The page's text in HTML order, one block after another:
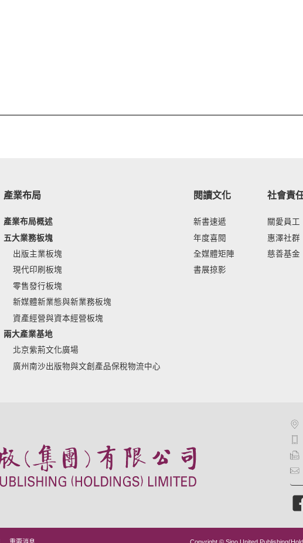
產業布局
產業布局概述
五大業務板塊
出版主業板塊
現代印刷板塊
零售發行板塊
新媒體新業態與新業務板塊
資產經營與資本經營板塊
兩大產業基地
北京紫荊文化廣場
廣州南沙出版物與文創產品保稅物流中心
閱讀文化
新書速遞
年度喜閱
全媒體矩陣
書展掠影
社會責
關愛員工
惠澤社群
慈善基金